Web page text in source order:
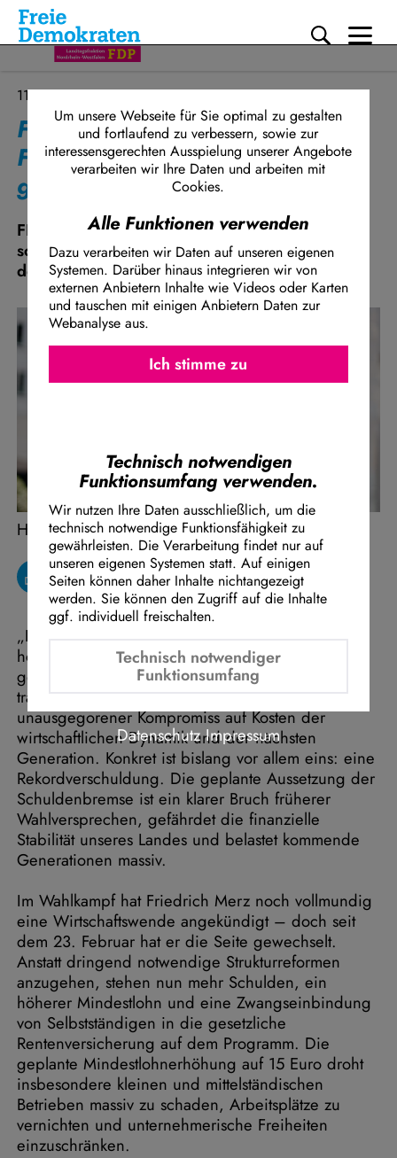
Direkt zum Inhalt
11.03.2025
Finanzpläne von Schwarz-Rot:
FDP-Landeschef Höne warnt vor
geplanter Rekordverschuldung
FDP-Landeschef Henning Höne sagt zum
schwarz-rotem Sondierungspapier gegenüber
des Kölner Stadt-Anzeigers:
Henning Höne
„Friedrich Merz ist als schwarzer Panther
hochgesprungen und als roter Bettvorleger
gelandet. Der Merz-Klingbeil-Plan ist kein
tragfähiges Zukunftsmodell, sondern ein
unausgegorener Kompromiss auf Kosten der
wirtschaftlichen Dynamik und der nächsten
Generation. Konkret ist bislang vor allem eins: eine
Rekordverschuldung. Die geplante Aussetzung der
Schuldenbremse ist ein klarer Bruch früherer
Wahlversprechen, gefährdet die finanzielle
Stabilität unseres Landes und belastet kommende
Generationen massiv.
Im Wahlkampf hat Friedrich Merz noch vollmundig
eine Wirtschaftswende angekündigt – doch seit
dem 23. Februar hat er die Seite gewechselt.
Anstatt dringend notwendige Strukturreformen
anzugehen, stehen nun mehr Schulden, ein
höherer Mindestlohn und eine Zwangseinbindung
von Selbstständigen in die gesetzliche
Rentenversicherung auf dem Programm. Die
geplante Mindestlohnerhöhung auf 15 Euro droht
insbesondere kleinen und mittelständischen
Betrieben massiv zu schaden, Arbeitsplätze zu
vernichten und unternehmerische Freiheiten
einzuschränken.
Um unsere Webseite für Sie optimal zu gestalten
und fortlaufend zu verbessern, sowie zur
interessensgerechten Ausspielung unserer Angebote
verarbeiten wir Ihre Daten und arbeiten mit
Cookies.
Technisch notwendigen
Funktionsumfang verwenden.
Wir nutzen Ihre Daten ausschließlich, um die
technisch notwendige Funktionsfähigkeit zu
gewährleisten. Die Verarbeitung findet nur auf
unseren eigenen Systemen statt. Auf einigen
Seiten können daher Inhalte nichtangezeigt
werden. Sie können den Zugriff auf die Inhalte
ggf. individuell freischalten.
Technisch notwendiger
Funktionsumfang
Alle Funktionen verwenden
Dazu verarbeiten wir Daten auf unseren eigenen
Systemen. Darüber hinaus integrieren wir von
externen Anbietern Inhalte wie Videos oder Karten
und tauschen mit einigen Anbietern Daten zur
Webanalyse aus.
Facebook Embed / Facebook Connect
Google Maps Embed
Ich stimme zu
Ich stimme
Datenschutz Impressum